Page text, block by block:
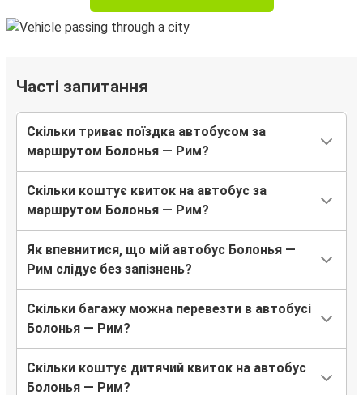
Часті запитання
Скільки триває поїздка автобусом за
маршрутом Болонья — Рим?
Скільки коштує квиток на автобус за
маршрутом Болонья — Рим?
Як впевнитися, що мій автобус Болонья —
Рим слідує без запізнень?
Скільки багажу можна перевезти в автобусі
Болонья — Рим?
Скільки коштує дитячий квиток на автобус
Болонья — Рим?